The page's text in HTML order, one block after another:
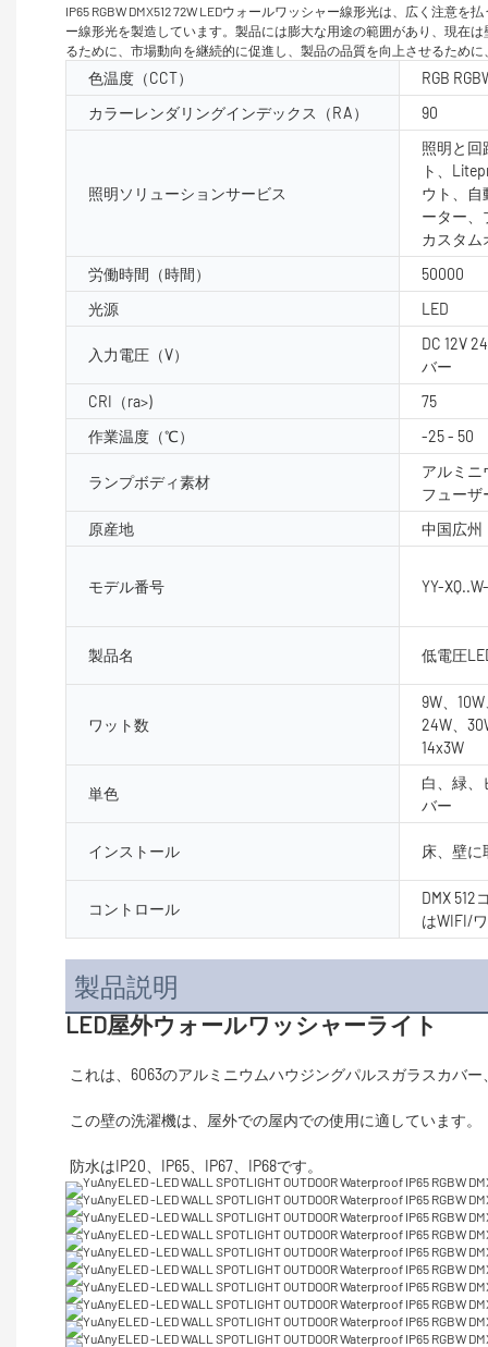
IP65 RGBW DMX512 72W LEDウォールワッシャー線形光は、広く注意
ー線形光を製造しています。製品には膨大な用途の範囲があり、現在
るために、市場動向を継続的に促進し、製品の品質を向上させるため
色温度（CCT）
RGB
カラーレンダリングインデックス（RA）
90
照明ソリューションサービス
照明と回
ト、
ウト、自
ーター、
カスタム
労働時間（時間）
50000
光源
LED
入力電圧（V）
DC 12V
バー
CRI（ra>)
75
作業温度（℃）
-25 - 50
ランプボディ素材
アルミニ
フューザ
原産地
中国広州
モデル番号 YY-
製品名 低電圧
ワット数
9W、
24W、
14x3W
単色
白、緑、
バー
インストール 床、壁
コントロール
DMX
はWIFI/
製品説明
LED屋外ウォールワッシャーライト